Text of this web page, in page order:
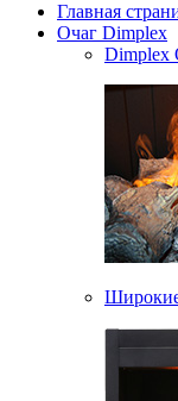
Главная
Очаг Dimplex
Dimplex